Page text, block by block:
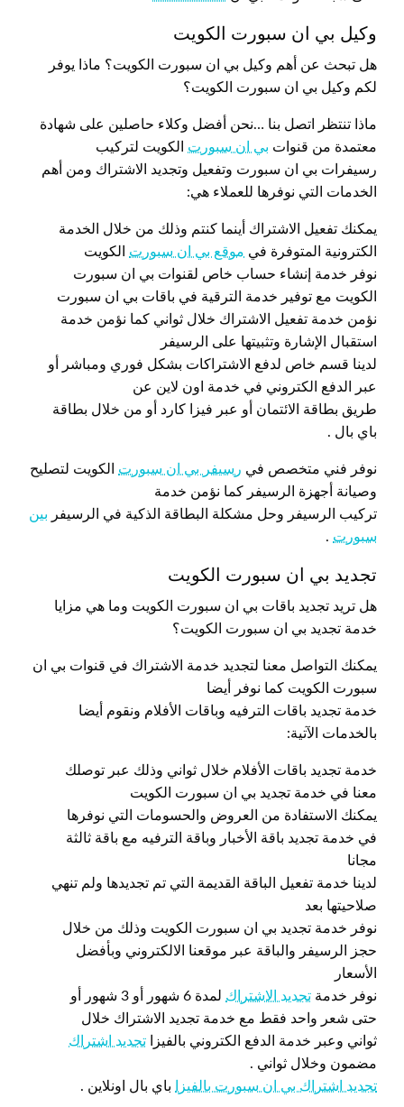
وكيل بي ان سبورت الكويت
هل تبحث عن أهم وكيل بي ان سبورت الكويت؟ ماذا يوفر
لكم وكيل بي ان سبورت الكويت؟
ماذا تنتظر اتصل بنا …نحن أفضل وكلاء حاصلين على شهادة
معتمدة من قنوات بي ان سبورت الكويت لتركيب
رسيفرات بي ان سبورت وتفعيل وتجديد الاشتراك ومن أهم
الخدمات التي نوفرها للعملاء هي:
يمكنك تفعيل الاشتراك أينما كنتم وذلك من خلال الخدمة
الكترونية المتوفرة في موقع بي ان سبورت الكويت
نوفر خدمة إنشاء حساب خاص لقنوات بي ان سبورت
الكويت مع توفير خدمة الترقية في باقات بي ان سبورت
نؤمن خدمة تفعيل الاشتراك خلال ثواني كما نؤمن خدمة
استقبال الإشارة وتثبيتها على الرسيفر
لدينا قسم خاص لدفع الاشتراكات بشكل فوري ومباشر أو
عبر الدفع الكتروني في خدمة اون لاين عن
طريق بطاقة الائتمان أو عبر فيزا كارد أو من خلال بطاقة
باي بال .
نوفر فني متخصص في رسيفر بي ان سبورت الكويت لتصليح
وصيانة أجهزة الرسيفر كما نؤمن خدمة
تركيب الرسيفر وحل مشكلة البطاقة الذكية في الرسيفر بين
سبورت .
تجديد بي ان سبورت الكويت
هل تريد تجديد باقات بي ان سبورت الكويت وما هي مزايا
خدمة تجديد بي ان سبورت الكويت؟
يمكنك التواصل معنا لتجديد خدمة الاشتراك في قنوات بي ان
سبورت الكويت كما نوفر أيضا
خدمة تجديد باقات الترفيه وباقات الأفلام ونقوم أيضا
بالخدمات الآتية:
خدمة تجديد باقات الأفلام خلال ثواني وذلك عبر توصلك
معنا في خدمة تجديد بي ان سبورت الكويت
يمكنك الاستفادة من العروض والحسومات التي نوفرها
في خدمة تجديد باقة الأخبار وباقة الترفيه مع باقة ثالثة
مجانا
لدينا خدمة تفعيل الباقة القديمة التي تم تجديدها ولم تنهي
صلاحيتها بعد
نوفر خدمة تجديد بي ان سبورت الكويت وذلك من خلال
حجز الرسيفر والباقة عبر موقعنا الالكتروني وبأفضل
الأسعار
نوفر خدمة تجديد الاشتراك
لمدة 6 شهور أو 3 شهور أو
حتى شعر واحد فقط مع خدمة تجديد الاشتراك خلال
ثواني وعبر خدمة الدفع الكتروني بالفيزا تجديد اشتراك
مضمون وخلال ثواني .
تجديد اشتراك بي ان سبورت بالفيزا
باي بال اونلاين .